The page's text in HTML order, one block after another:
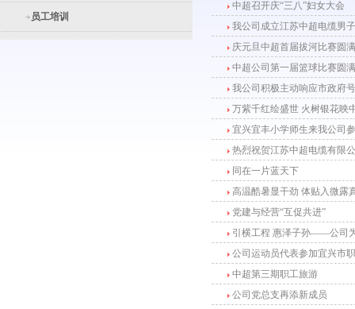
员工培训
中超召开庆“三八”妇女大会
我公司成立江苏中超电缆男
庆元旦中超首届拔河比赛圆
中超公司第一届篮球比赛圆
我公司积极主动响应市政府
万紫千红绘盛世 火树银花映
宜兴宜丰小学师生来我公司
热烈祝贺江苏中超电缆有限
同在一片蓝天下
高温酷暑显干劲 体贴入微露
党建与经营“互促共进”
引横工程 惠泽子孙——公司
公司运动员代表参加宜兴市
中超第三期职工旅游
公司党总支再添新成员